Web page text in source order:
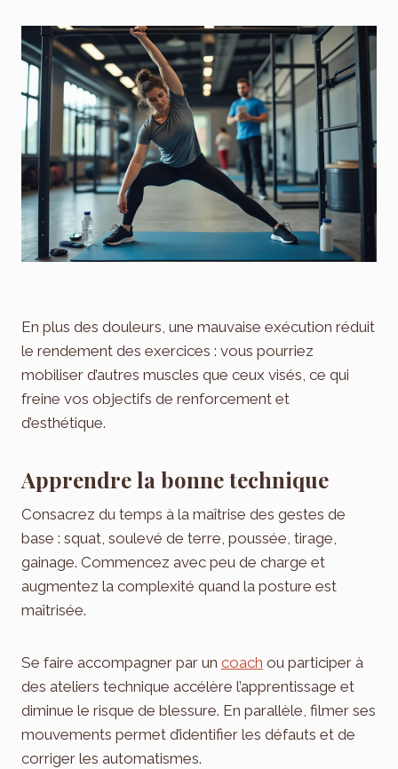
En plus des douleurs, une mauvaise exécution réduit
le rendement des exercices : vous pourriez
mobiliser d’autres muscles que ceux visés, ce qui
freine vos objectifs de renforcement et
d’esthétique.
Apprendre la bonne technique
Consacrez du temps à la maîtrise des gestes de
base : squat, soulevé de terre, poussée, tirage,
gainage. Commencez avec peu de charge et
augmentez la complexité quand la posture est
maîtrisée.
Se faire accompagner par un coach ou participer à
des ateliers technique accélère l’apprentissage et
diminue le risque de blessure. En parallèle, filmer ses
mouvements permet d’identifier les défauts et de
corriger les automatismes.